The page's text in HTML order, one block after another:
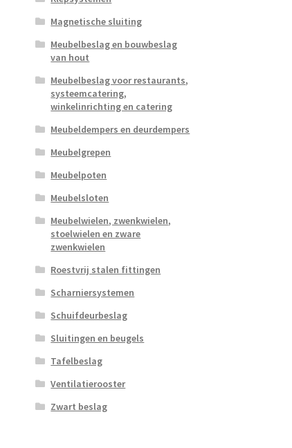
Magnetische sluiting
Meubelbeslag en bouwbeslag
van hout
Meubelbeslag voor restaurants,
systeemcatering,
winkelinrichting en catering
Meubeldempers en deurdempers
Meubelgrepen
Meubelpoten
Meubelsloten
Meubelwielen, zwenkwielen,
stoelwielen en zware
zwenkwielen
Roestvrij stalen fittingen
Scharniersystemen
Schuifdeurbeslag
Sluitingen en beugels
Tafelbeslag
Ventilatierooster
Zwart beslag